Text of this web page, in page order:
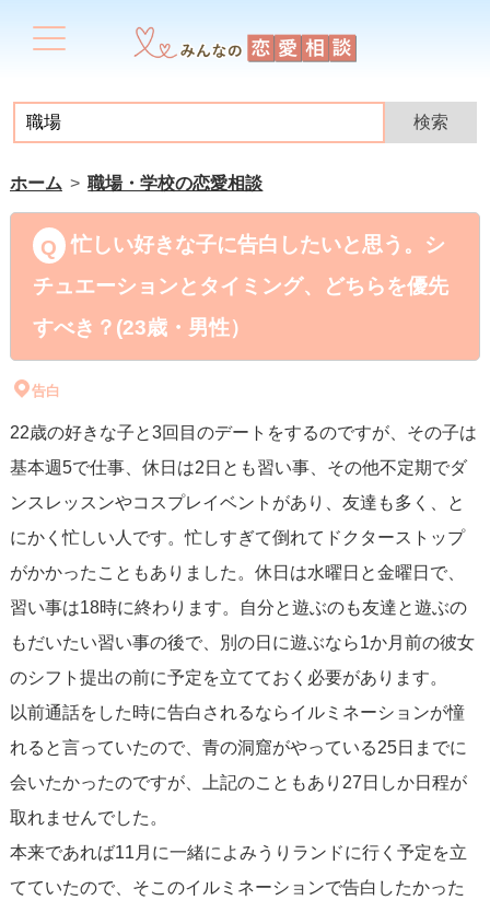
ホーム 職場・学校の恋愛相談
忙しい好きな子に告白したいと思う。シ
チュエーションとタイミング、どちらを優先
すべき？(23歳・男性）
告白
22歳の好きな子と3回目のデートをするのですが、その子は
基本週5で仕事、休日は2日とも習い事、その他不定期でダ
ンスレッスンやコスプレイベントがあり、友達も多く、と
にかく忙しい人です。忙しすぎて倒れてドクターストップ
がかかったこともありました。休日は水曜日と金曜日で、
習い事は18時に終わります。自分と遊ぶのも友達と遊ぶの
もだいたい習い事の後で、別の日に遊ぶなら1か月前の彼女
のシフト提出の前に予定を立てておく必要があります。
以前通話をした時に告白されるならイルミネーションが憧
れると言っていたので、青の洞窟がやっている25日までに
会いたかったのですが、上記のこともあり27日しか日程が
取れませんでした。
本来であれば11月に一緒によみうりランドに行く予定を立
てていたので、そこのイルミネーションで告白したかった